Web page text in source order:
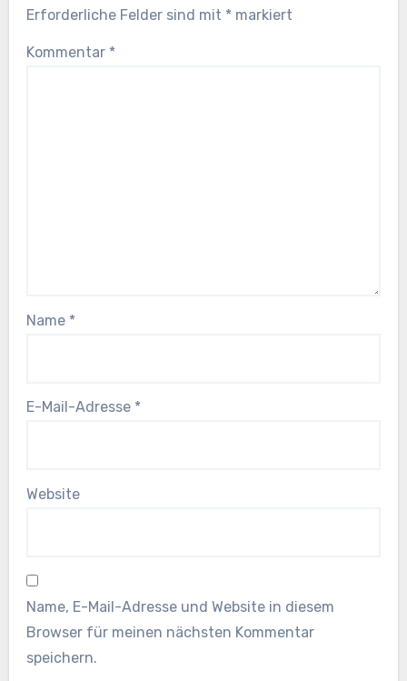
Erforderliche Felder sind mit * markiert
Kommentar *
Name *
E-Mail-Adresse *
Website
Name, E-Mail-Adresse und Website in diesem
Browser für meinen nächsten Kommentar
speichern.